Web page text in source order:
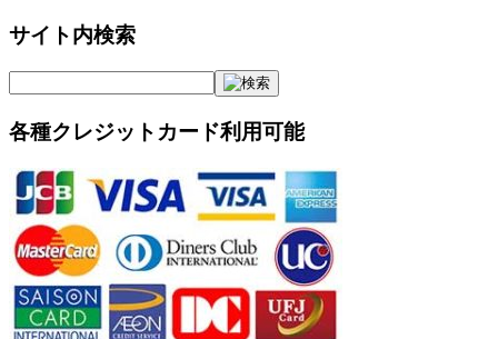
サイト内検索
各種クレジットカード利用可能